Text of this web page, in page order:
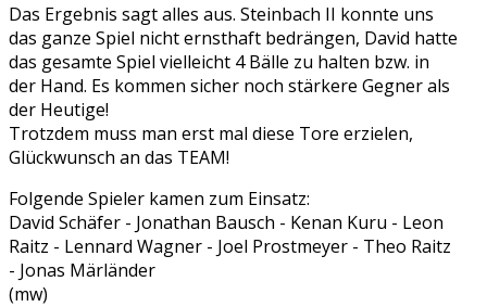
Das Ergebnis sagt alles aus. Steinbach II konnte uns
das ganze Spiel nicht ernsthaft bedrängen, David hatte
das gesamte Spiel vielleicht 4 Bälle zu halten bzw. in
der Hand. Es kommen sicher noch stärkere Gegner als
der Heutige!
Trotzdem muss man erst mal diese Tore erzielen,
Glückwunsch an das TEAM!
Folgende Spieler kamen zum Einsatz:
David Schäfer - Jonathan Bausch - Kenan Kuru - Leon
Raitz - Lennard Wagner - Joel Prostmeyer - Theo Raitz
- Jonas Märländer
(mw)